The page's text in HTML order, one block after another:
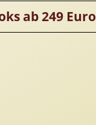
ab 249 Euro